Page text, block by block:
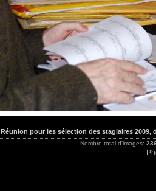
Réunion pour les sélection des stagiaires 2009,
Nombre total d'images: